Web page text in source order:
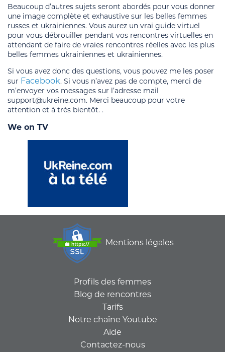
Beaucoup d’autres sujets seront abordés pour vous donner
une image complète et exhaustive sur les belles femmes
russes et ukrainiennes. Vous aurez un vrai guide virtuel
pour vous débrouiller pendant vos rencontres virtuelles en
attendant de faire de vraies rencontres réelles avec les plus
belles femmes ukrainiennes et ukrainiennes.
Si vous avez donc des questions, vous pouvez me les poser
sur Facebook. Si vous n’avez pas de compte, merci de
m’envoyer vos messages sur l’adresse mail
support@ukreine.com. Merci beaucoup pour votre
attention et à très bientôt. .
We on TV
Mentions légales
Profils des femmes
Blog de rencontres
Tarifs
Notre chaîne Youtube
Aide
Contactez-nous